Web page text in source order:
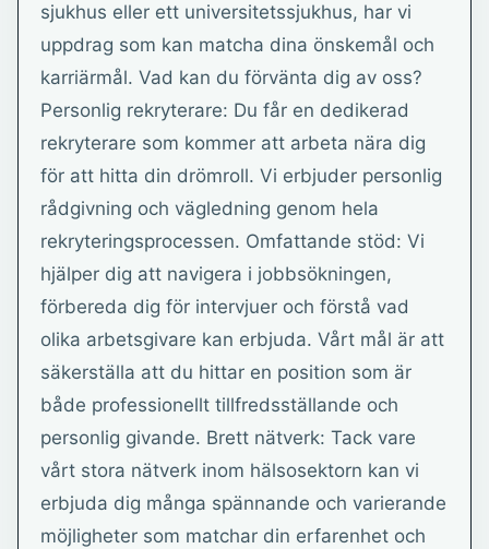
sjukhus eller ett universitetssjukhus, har vi
uppdrag som kan matcha dina önskemål och
karriärmål. Vad kan du förvänta dig av oss?
Personlig rekryterare: Du får en dedikerad
rekryterare som kommer att arbeta nära dig
för att hitta din drömroll. Vi erbjuder personlig
rådgivning och vägledning genom hela
rekryteringsprocessen. Omfattande stöd: Vi
hjälper dig att navigera i jobbsökningen,
förbereda dig för intervjuer och förstå vad
olika arbetsgivare kan erbjuda. Vårt mål är att
säkerställa att du hittar en position som är
både professionellt tillfredsställande och
personlig givande. Brett nätverk: Tack vare
vårt stora nätverk inom hälsosektorn kan vi
erbjuda dig många spännande och varierande
möjligheter som matchar din erfarenhet och